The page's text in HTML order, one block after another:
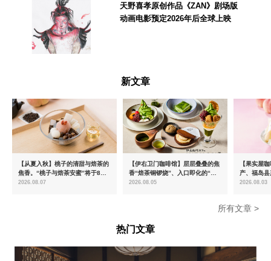
天野喜孝原创作品《ZAN》剧场版
动画电影预定2026年后全球上映
新文章
【从夏入秋】桃子的清甜与焙茶的
焦香。“桃子与焙茶安蜜”将于8月
中旬起限时发售
2026.08.07
【伊右卫门咖啡馆】层层叠叠的焦
香“焙茶铜锣烧”、入口即化的“宇
治抹茶提拉米苏”全新登场
2026.08.05
【果实屋
产、福岛
2026.08.03
所有文章 >
热门文章